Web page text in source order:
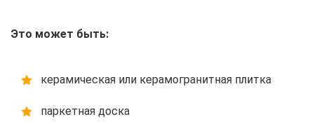
Это может быть:
керамическая или керамогранитная плитка
паркетная доска